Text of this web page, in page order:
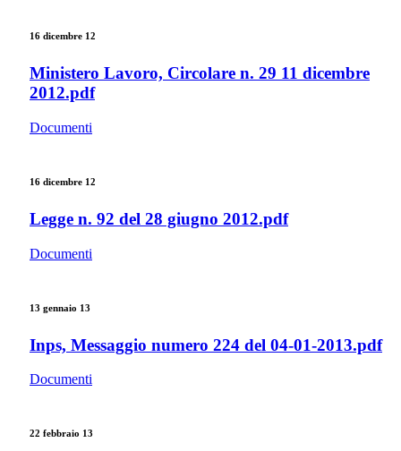
16 dicembre 12
Ministero Lavoro, Circolare n. 29 11 dicembre
2012.pdf
Documenti
16 dicembre 12
Legge n. 92 del 28 giugno 2012.pdf
Documenti
13 gennaio 13
Inps, Messaggio numero 224 del 04-01-2013.pdf
Documenti
22 febbraio 13